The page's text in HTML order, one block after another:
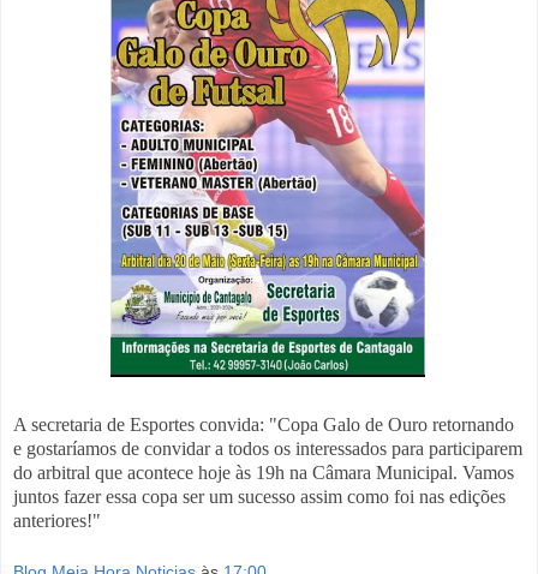
A secretaria de Esportes convida: "Copa Galo de Ouro retornando
e gostaríamos de convidar a todos os interessados para participarem
do arbitral que acontece hoje às 19h na Câmara Municipal. Vamos
juntos fazer essa copa ser um sucesso assim como foi nas edições
anteriores!"